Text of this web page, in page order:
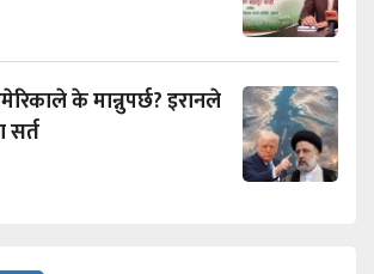
के मान्नुपर्छ? इरानले
सर्त